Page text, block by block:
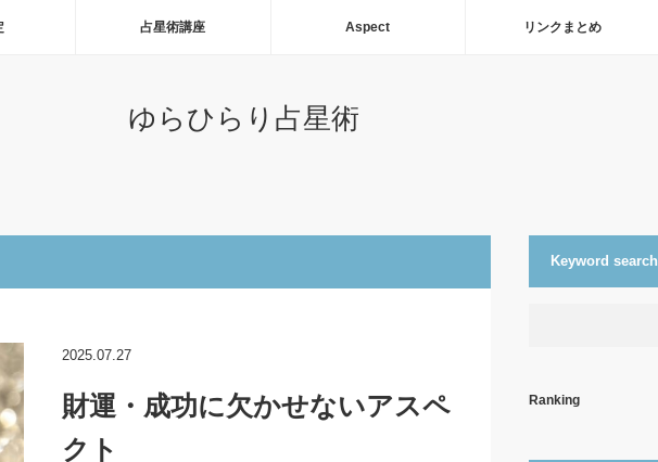
占星術講座 Aspect リンクまとめ
ゆらひらり占星術
2025.07.27
財運・成功に欠かせないアスペ
クト
Keyword search
Ranking